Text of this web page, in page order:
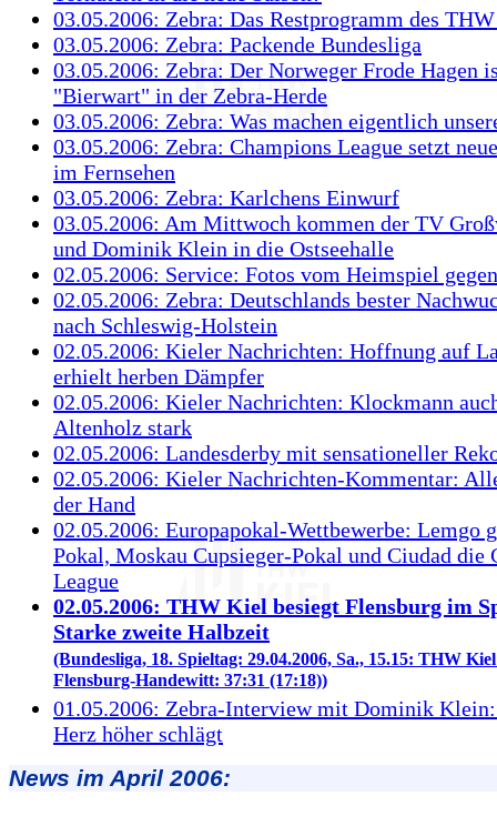
03.05.2006: Zebra: Das Restprogramm des
03.05.2006: Zebra: Packende Bundesliga
03.05.2006: Zebra: Der Norweger Frode Hagen
"Bierwart" in der Zebra-Herde
03.05.2006: Zebra: Was machen eigentlich
03.05.2006: Zebra: Champions League setzt
im Fernsehen
03.05.2006: Zebra: Karlchens Einwurf
03.05.2006: Am Mittwoch kommen der TV
und Dominik Klein in die Ostseehalle
02.05.2006: Service: Fotos vom Heimspiel
02.05.2006: Zebra: Deutschlands bester
nach Schleswig-Holstein
02.05.2006: Kieler Nachrichten: Hoffnung auf
erhielt herben Dämpfer
02.05.2006: Kieler Nachrichten: Klockmann
Altenholz stark
02.05.2006: Landesderby mit sensationeller
02.05.2006: Kieler Nachrichten-Kommentar:
der Hand
02.05.2006: Europapokal-Wettbewerbe: Lemgo
Pokal, Moskau Cupsieger-Pokal und Ciudad die
League
02.05.2006: THW Kiel besiegt Flensburg im
Starke zweite Halbzeit
(Bundesliga, 18. Spieltag: 29.04.2006, Sa., 15.15: THW
Flensburg-Handewitt: 37:31 (17:18))
01.05.2006: Zebra-Interview mit Dominik Klein:
Herz höher schlägt
News im April 2006: